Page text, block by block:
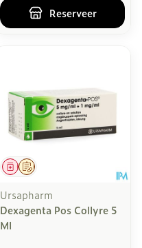
Reserveer
Op voorschrift
Geneesmiddel
Ursapharm
Dexagenta Pos Collyre 5
Ml